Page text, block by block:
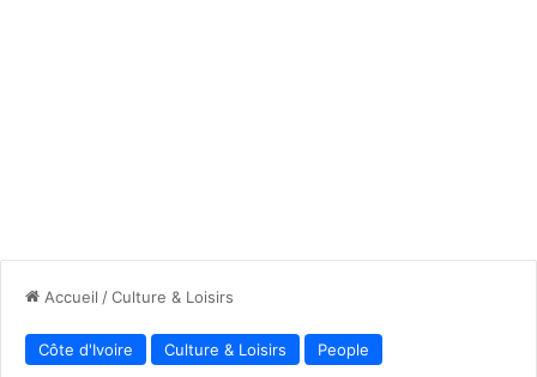
Accueil /Culture & Loisirs
Côte d'Ivoire Culture & Loisirs People